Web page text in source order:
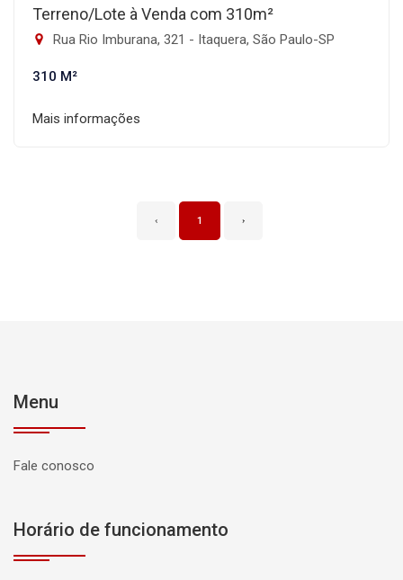
Terreno/Lote à Venda com 310m²
Rua Rio Imburana, 321 - Itaquera, São Paulo-SP
310 M²
Mais informações
‹ 1 ›
Menu
Fale conosco
Horário de funcionamento